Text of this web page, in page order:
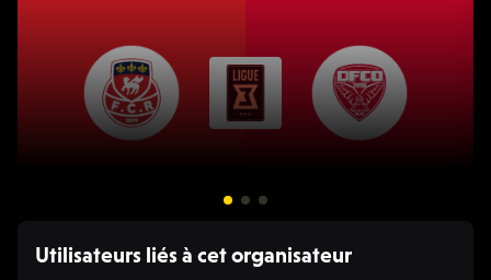
24 JAN. 18:00 - 21:00
Utilisateurs liés à cet organisateur